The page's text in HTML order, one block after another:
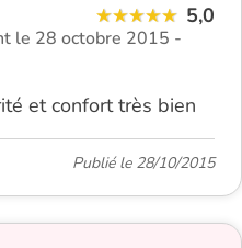
5,0
le 28 octobre 2015 -
et confort très bien
Publié le 28/10/2015